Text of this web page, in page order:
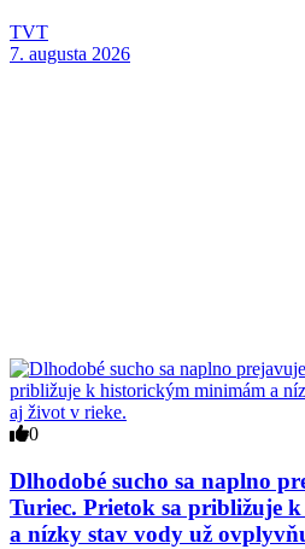
TVT
7. augusta 2026
0
Dlhodobé sucho sa naplno
Turiec. Prietok sa približuje
a nízky stav vody už